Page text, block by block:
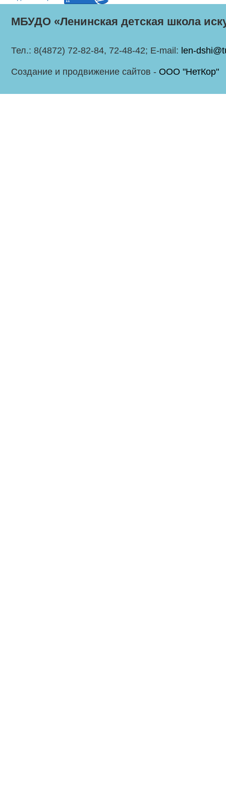
МБУДО «Ленинская детская школа
Тел.: 8(4872) 72-82-84, 72-48-42; E-mail: len-
Создание и продвижение сайтов - ООО "НетКор"